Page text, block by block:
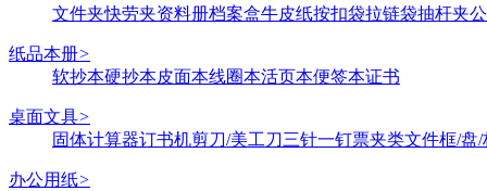
文件夹快劳夹资料册档案盒牛皮纸按扣袋拉链袋抽杆夹
纸品本册>
软抄本硬抄本皮面本线圈本活页本便签本证书
桌面文具>
固体计算器订书机剪刀/美工刀三针一钉票夹类文件框/盘/
办公用纸>